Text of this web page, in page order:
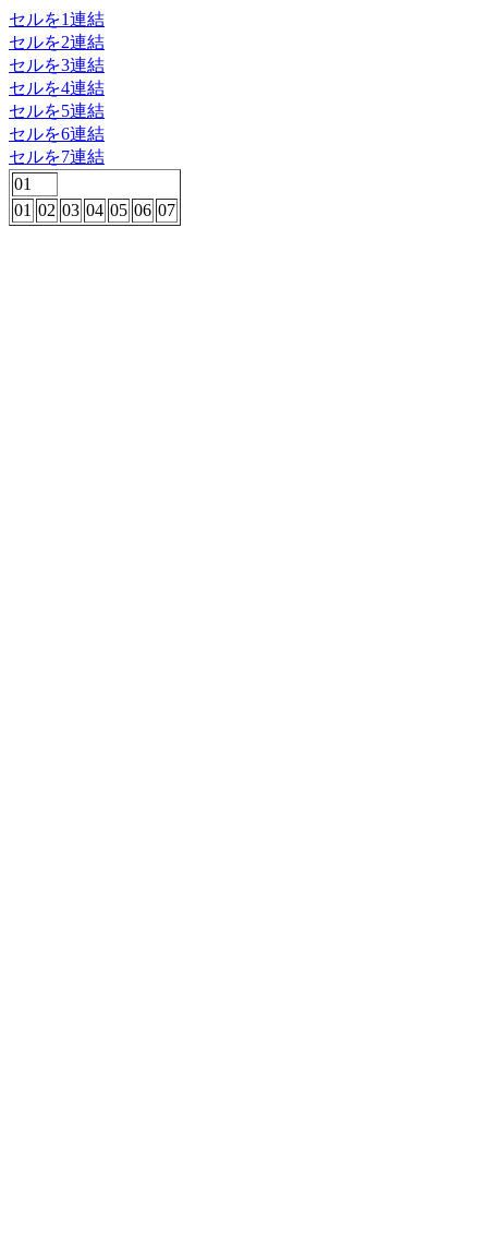
セルを1連結
セルを2連結
セルを3連結
セルを4連結
セルを5連結
セルを6連結
セルを7連結
01
01 02 03 04 05 06 07